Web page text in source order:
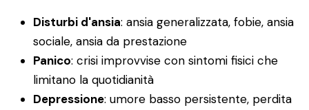
Disturbi d'ansia: ansia generalizzata, fobie, ansia
sociale, ansia da prestazione
Panico: crisi improvvise con sintomi fisici che
limitano la quotidianità
Depressione: umore basso persistente, perdita